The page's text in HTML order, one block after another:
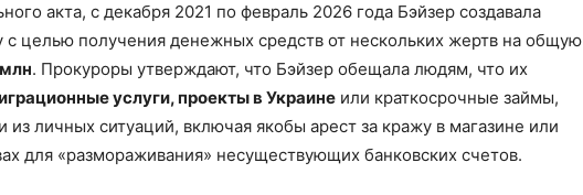
акта, с декабря 2021 по февраль 2026 года Бэйзер создавала
целью получения денежных средств от нескольких жертв на общую
. Прокуроры утверждают, что Бэйзер обещала людям, что их
услуги, проекты в Украине или краткосрочные займы,
из личных ситуаций, включая якобы арест за кражу в магазине или
для «размораживания» несуществующих банковских счетов.